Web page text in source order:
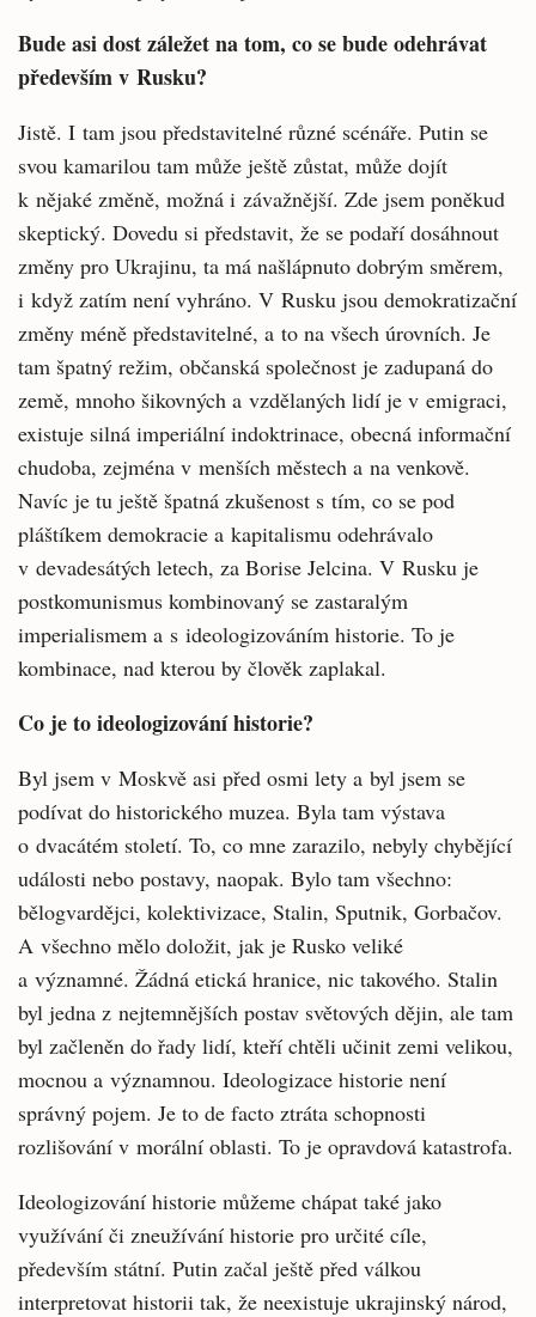
Bude asi dost záležet na tom, co se bude odehrávat
především v Rusku?
Jistě. I tam jsou představitelné různé scénáře. Putin se
svou kamarilou tam může ještě zůstat, může dojít
k nějaké změně, možná i závažnější. Zde jsem poněkud
skeptický. Dovedu si představit, že se podaří dosáhnout
změny pro Ukrajinu, ta má našlápnuto dobrým směrem,
i když zatím není vyhráno. V Rusku jsou demokratizační
změny méně představitelné, a to na všech úrovních. Je
tam špatný režim, občanská společnost je zadupaná do
země, mnoho šikovných a vzdělaných lidí je v emigraci,
existuje silná imperiální indoktrinace, obecná informační
chudoba, zejména v menších městech a na venkově.
Navíc je tu ještě špatná zkušenost s tím, co se pod
pláštíkem demokracie a kapitalismu odehrávalo
v devadesátých letech, za Borise Jelcina. V Rusku je
postkomunismus kombinovaný se zastaralým
imperialismem a s ideologizováním historie. To je
kombinace, nad kterou by člověk zaplakal.
Co je to ideologizování historie?
Byl jsem v Moskvě asi před osmi lety a byl jsem se
podívat do historického muzea. Byla tam výstava
o dvacátém století. To, co mne zarazilo, nebyly chybějící
události nebo postavy, naopak. Bylo tam všechno:
bělogvardějci, kolektivizace, Stalin, Sputnik, Gorbačov.
A všechno mělo doložit, jak je Rusko veliké
a významné. Žádná etická hranice, nic takového. Stalin
byl jedna z nejtemnějších postav světových dějin, ale tam
byl začleněn do řady lidí, kteří chtěli učinit zemi velikou,
mocnou a významnou. Ideologizace historie není
správný pojem. Je to de facto ztráta schopnosti
rozlišování v morální oblasti. To je opravdová katastrofa.
Ideologizování historie můžeme chápat také jako
využívání či zneužívání historie pro určité cíle,
především státní. Putin začal ještě před válkou
interpretovat historii tak, že neexistuje ukrajinský národ,